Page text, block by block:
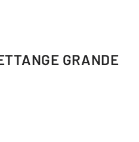
GRANDE